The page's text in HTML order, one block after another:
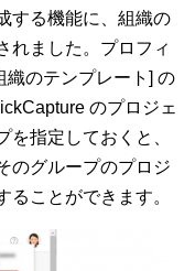
する機能に、組織の
れました。プロフィ
のテンプレート] の
のプロジェ
を指定しておくと、
のグループのプロジ
ることができます。